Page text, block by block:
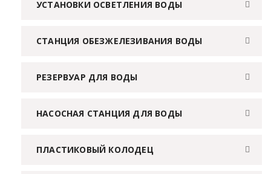
УСТАНОВКИ ОСВЕТЛЕНИЯ ВОДЫ
СТАНЦИЯ ОБЕЗЖЕЛЕЗИВАНИЯ ВОДЫ
РЕЗЕРВУАР ДЛЯ ВОДЫ
НАСОСНАЯ СТАНЦИЯ ДЛЯ ВОДЫ
ПЛАСТИКОВЫЙ КОЛОДЕЦ